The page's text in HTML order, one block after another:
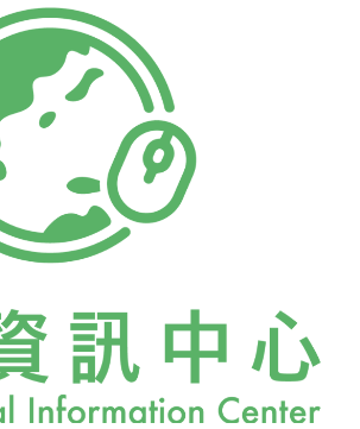
瑚上的現象。南礁的活珊瑚覆蓋率比去年
就此而言，南礁猶保持在健康的狀態。但
沒有發現任何珊瑚礁生態系健康的指標性
…等，僅在中礁發現一尾笛鯛。而在指標
幾乎沒有觀察到，只在南礁發現少量魔鬼